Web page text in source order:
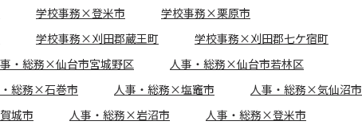
学校事務×登米市
学校事務×栗原市
学校事務×刈田郡蔵王町
学校事務×刈田郡七ケ宿町
・総務×仙台市宮城野区
人事・総務×仙台市若林区
総務×石巻市 人事・総務×塩竈市
人事・総務×気仙沼市
城市 人事・総務×岩沼市
人事・総務×登米市